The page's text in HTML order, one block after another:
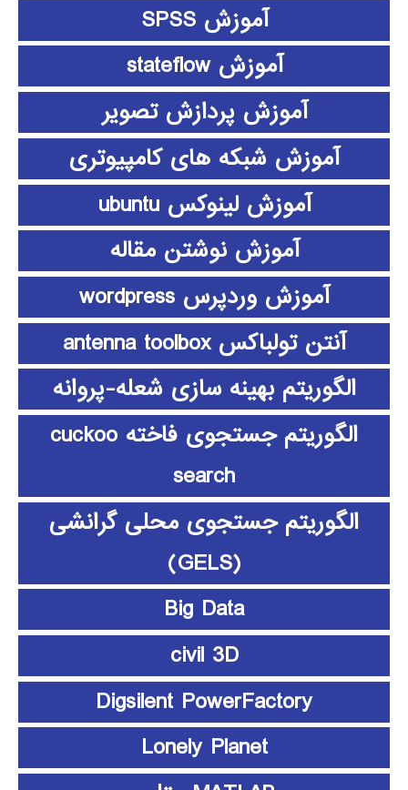
آموزش SPSS
آموزش stateflow
آموزش پردازش تصویر
آموزش شبکه های کامپیوتری
آموزش لینوکس ubuntu
آموزش نوشتن مقاله
آموزش وردپرس wordpress
آنتن تولباکس antenna toolbox
الگوریتم بهینه سازی شعله-پروانه
الگوریتم جستجوی فاخته cuckoo
search
الگوریتم جستجوی محلی گرانشی
(GELS)
Big Data
civil 3D
Digsilent PowerFactory
Lonely Planet